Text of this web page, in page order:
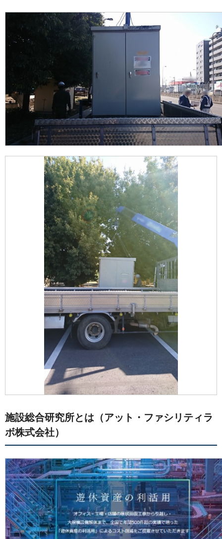
施設総合研究所とは（アット・ファシリティラ
ボ株式会社）